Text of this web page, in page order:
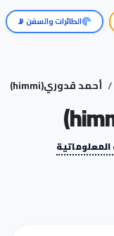
الطائرات والسفن 📡
أحمد قدوري(himmi)